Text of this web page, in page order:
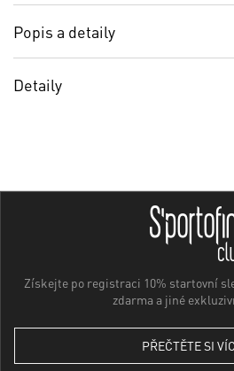
Popis a detaily
Detaily
Získejte po registraci 10% startovní
zdarma a jiné
PŘEČTĚTE SI